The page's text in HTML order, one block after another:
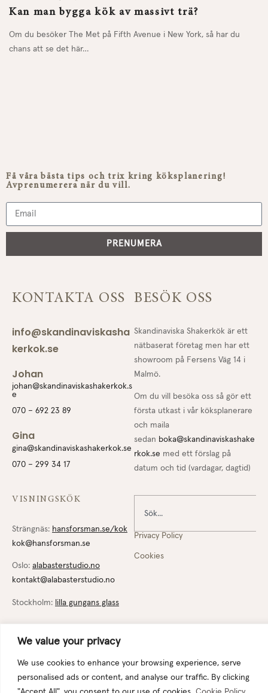
We value your privacy
We use cookies to enhance your browsing experience, serve
personalised ads or content, and analyse our traffic. By clicking
Kan man bygga kök av massivt trä?
Om du besöker The Met på Fifth Avenue i New York, så har du
chans att se det här…
Få våra bästa tips och trix kring köksplanering!
Avprenumerera när du vill.
PRENUMERA
KONTAKTA OSS
info@skandinaviskasha
kerkok.se
Johan
johan@skandinaviskashakerkok.s
e
070 – 692 23 89
Gina
gina@skandinaviskashakerkok.se
070 – 299 34 17
BESÖK OSS
Skandinaviska Shakerkök är ett
nätbaserat företag men har ett
showroom på Fersens Väg 14 i
Malmö.
Om du vill besöka oss så gör ett
första utkast i vår köksplanerare
och maila
sedan boka@skandinaviskashake
rkok.se med ett förslag på
datum och tid (vardagar, dagtid)
VISNINGSKÖK
Strängnäs: hansforsman.se/kok
kok@hansforsman.se
Oslo: alabasterstudio.no
kontakt@alabasterstudio.no
Stockholm: lilla gungans glass
Privacy Policy
Cookies
© Skandinaviska Shakerkök. All rights reserved.